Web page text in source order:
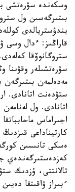
وسكەندە سۋرەتشى
بىتىرگەسىن ول
يندۋستريالدى
قاراڭىز: ءدال وسى
ستروگانوۆقا
سۋرەتشىلەر
مەدەلمەن بىتىرگەن
ستۋدەنت اتانادى.
اتانادى. ول
اجىراماس
كارتيناداعى
ەسكى تانىسىن
كەزدەستىرگەندەي
تالانتتى، ۇزدىك
ءبىراز ۋاقىتقا